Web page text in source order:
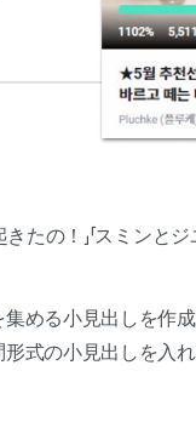
の！」「スミンとジ
める小見出しを作
式の小見出しを入